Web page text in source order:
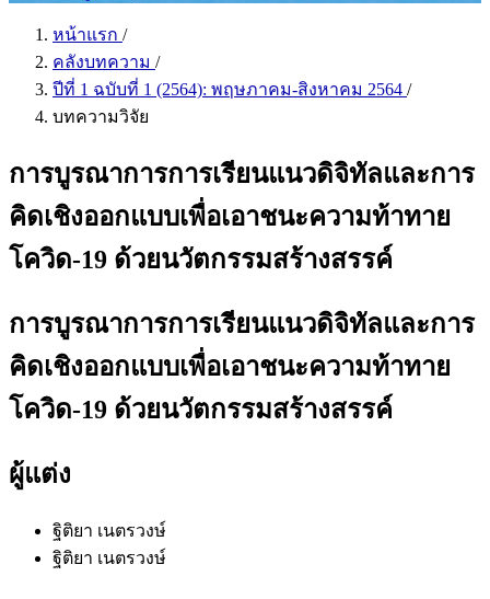
หน้าแรก /
คลังบทความ /
ปีที่ 1 ฉบับที่ 1 (2564): พฤษภาคม-สิงหาคม 2564 /
บทความวิจัย
การบูรณาการการเรียนแนวดิจิทัลและการ
คิดเชิงออกแบบเพื่อเอาชนะความท้าทาย
โควิด-19 ด้วยนวัตกรรมสร้างสรรค์
การบูรณาการการเรียนแนวดิจิทัลและการ
คิดเชิงออกแบบเพื่อเอาชนะความท้าทาย
โควิด-19 ด้วยนวัตกรรมสร้างสรรค์
ผู้แต่ง
ฐิติยา เนตรวงษ์
ฐิติยา เนตรวงษ์